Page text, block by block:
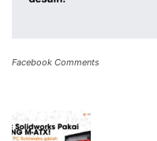
Facebook Comments